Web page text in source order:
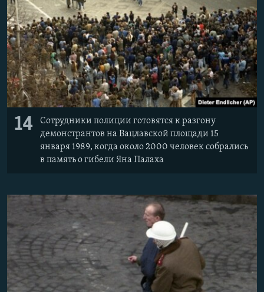
14
Сотрудники полиции готовятся к разгону
демонстрантов на Вацлавской площади 15
января 1989, когда около 2000 человек собрались
в память о гибели Яна Палаха